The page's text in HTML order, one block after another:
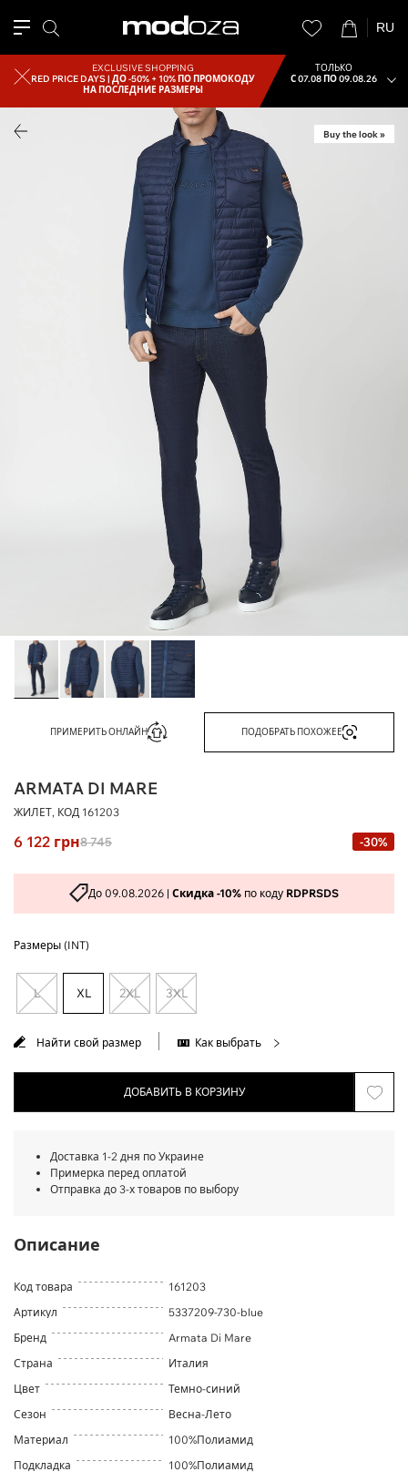
RU
EXCLUSIVE SHOPPING
RED PRICE DAYS |ДО -50% + 10% ПО ПРОМОКОДУ
НА ПОСЛЕДНИЕ РАЗМЕРЫ
ТОЛЬКО
С 07.08 ПО 09.08.26
Buy the look »
ПРИМЕРИТЬ ОНЛАЙН ПОДОБРАТЬ ПОХОЖЕЕ
ARMATA DI MARE
ЖИЛЕТ, КОД 161203
6 122 грн8 745 -30%
До 09.08.2026 | Скидка -10% по коду RDPRSDS
Размеры (INT)
L XL 2XL 3XL
Найти свой размер Как выбрать
ДОБАВИТЬ В КОРЗИНУ
Доставка 1-2 дня по Украине
Примерка перед оплатой
Отправка до 3-х товаров по выбору
Описание
Код товара
161203
Артикул
5337209-730-blue
Бренд
Armata Di Mare
Страна
Италия
Цвет
Темно-синий
Сезон
Весна-Лето
Материал
100%Полиамид
Подкладка
100%Полиамид